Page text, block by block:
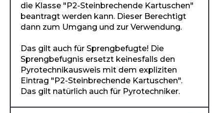
die Klasse "P2-Steinbrechende Kartuschen"
beantragt werden kann. Dieser Berechtigt
dann zum Umgang und zur Verwendung.
Das gilt auch für Sprengbefugte! Die
Sprengbefugnis ersetzt keinesfalls den
Pyrotechnikausweis mit dem expliziten
Eintrag "P2-Steinbrechende Kartuschen".
Das gilt natürlich auch für Pyrotechniker.